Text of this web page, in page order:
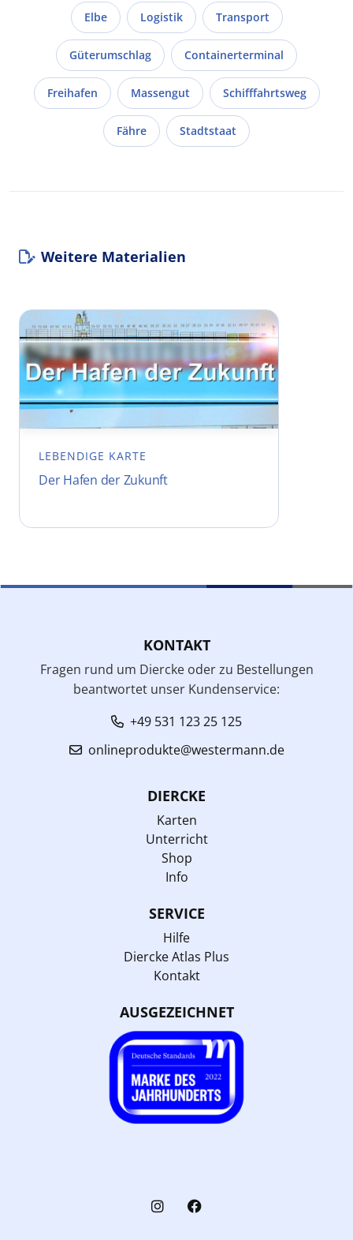
Elbe Logistik Transport
Güterumschlag Containerterminal
Freihafen Massengut Schifffahrtsweg
Fähre Stadtstaat
Weitere Materialien
LEBENDIGE KARTE
Der Hafen der Zukunft
KONTAKT
Fragen rund um Diercke oder zu Bestellungen
beantwortet unser Kundenservice:
+49 531 123 25 125
onlineprodukte@westermann.de
DIERCKE
Karten
Unterricht
Shop
Info
SERVICE
Hilfe
Diercke Atlas Plus
Kontakt
AUSGEZEICHNET